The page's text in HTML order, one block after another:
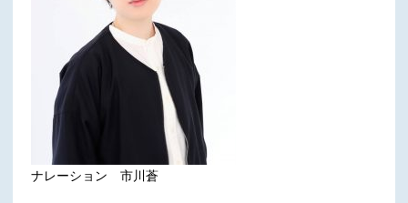
ナレーション 市川蒼